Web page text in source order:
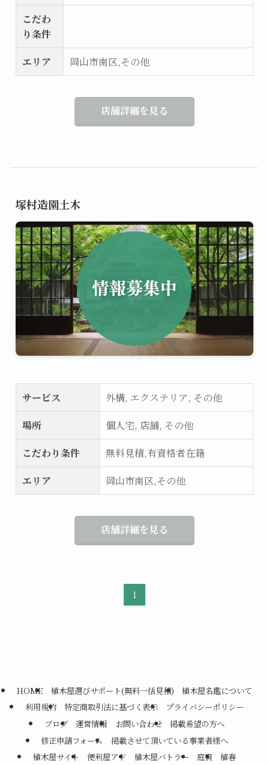
こだわ
り条件
エリア
岡山市南区,その他
店舗詳細を見る
塚村造園土木
サービス
外構, エクステリア, その他
場所
個人宅, 店舗, その他
こだわり条件
無料見積,有資格者在籍
エリア
岡山市南区,その他
店舗詳細を見る
1
HOME 植木屋選びサポート(無料一括見積)
植木屋名鑑について
利用規約
特定商取引法に基づく表示
プライバシーポリシー
ブログ
運営情報 お問い合わせ
掲載希望の方へ
修正申請フォーム
掲載させて頂いている事業者様へ
植木屋サイト
便利屋アド 植木屋バトラー 庭寅 植春